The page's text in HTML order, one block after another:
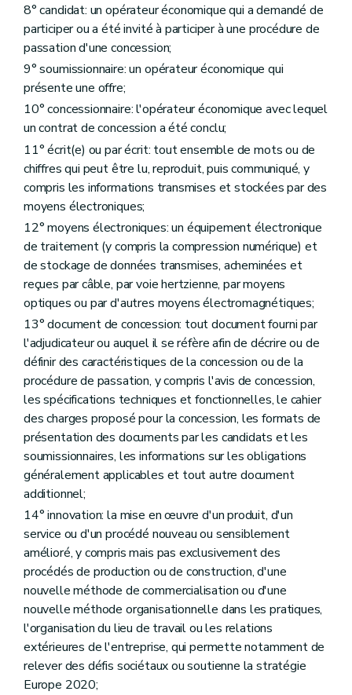
8° candidat: un opérateur économique qui a demandé de
participer ou a été invité à participer à une procédure de
passation d'une concession;
9° soumissionnaire: un opérateur économique qui
présente une offre;
10° concessionnaire: l'opérateur économique avec lequel
un contrat de concession a été conclu;
11° écrit(e) ou par écrit: tout ensemble de mots ou de
chiffres qui peut être lu, reproduit, puis communiqué, y
compris les informations transmises et stockées par des
moyens électroniques;
12° moyens électroniques: un équipement électronique
de traitement (y compris la compression numérique) et
de stockage de données transmises, acheminées et
reçues par câble, par voie hertzienne, par moyens
optiques ou par d'autres moyens électromagnétiques;
13° document de concession: tout document fourni par
l'adjudicateur ou auquel il se réfère afin de décrire ou de
définir des caractéristiques de la concession ou de la
procédure de passation, y compris l'avis de concession,
les spécifications techniques et fonctionnelles, le cahier
des charges proposé pour la concession, les formats de
présentation des documents par les candidats et les
soumissionnaires, les informations sur les obligations
généralement applicables et tout autre document
additionnel;
14° innovation: la mise en œuvre d'un produit, d'un
service ou d'un procédé nouveau ou sensiblement
amélioré, y compris mais pas exclusivement des
procédés de production ou de construction, d'une
nouvelle méthode de commercialisation ou d'une
nouvelle méthode organisationnelle dans les pratiques,
l'organisation du lieu de travail ou les relations
extérieures de l'entreprise, qui permette notamment de
relever des défis sociétaux ou soutienne la stratégie
Europe 2020;